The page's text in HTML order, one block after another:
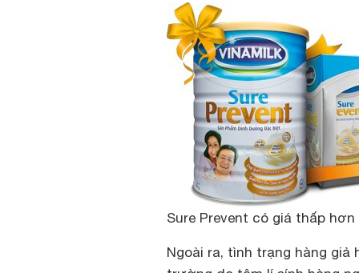
Sure Prevent có giá thấp
Ngoài ra, tình trạng hàng giả